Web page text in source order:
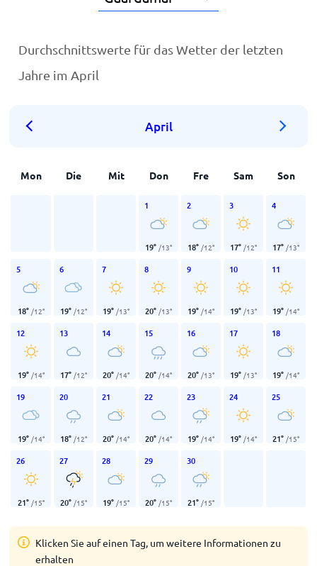
Durchschnittswerte für das Wetter der letzten
Jahre im April
April
Mon Die Mit Don Fre Sam Son
1
19° /13°
2
18° /12°
3
17° /12°
4
17° /13°
5
18° /12°
6
19° /12°
7
19° /13°
8
20° /13°
9
19° /14°
10
19° /13°
11
19° /14°
12
19° /14°
13
17° /12°
14
20° /14°
15
20° /14°
16
20° /13°
17
19° /13°
18
19° /14°
19
19° /14°
20
18° /12°
21
20° /14°
22
20° /14°
23
19° /14°
24
19° /14°
25
21° /15°
26
21° /15°
27
20° /15°
28
19° /15°
29
20° /15°
30
21° /15°
Klicken Sie auf einen Tag, um weitere Informationen zu
erhalten